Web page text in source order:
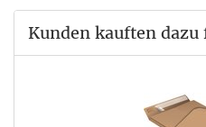
Kunden kauften dazu